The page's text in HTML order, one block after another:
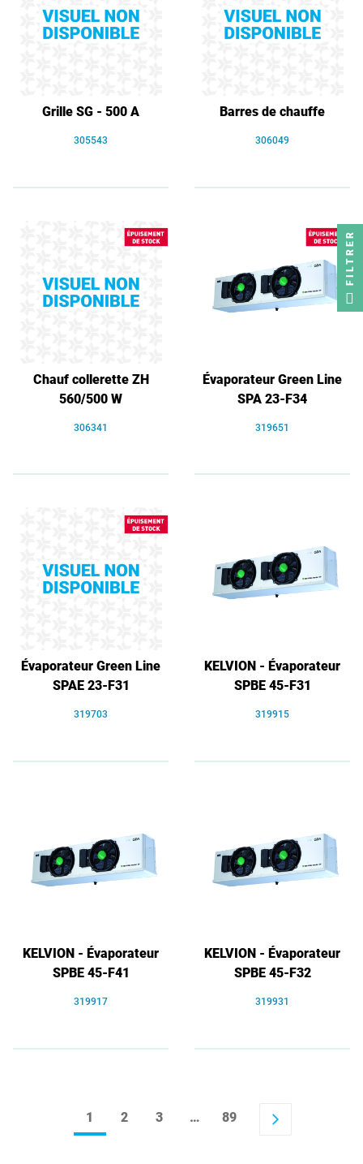
Grille SG - 500 A
305543
Barres de chauffe
306049
Chauf collerette ZH
560/500 W
306341
Évaporateur Green Line
SPA 23-F34
319651
Évaporateur Green Line
SPAE 23-F31
319703
KELVION - Évaporateur
SPBE 45-F31
319915
KELVION - Évaporateur
SPBE 45-F41
319917
KELVION - Évaporateur
SPBE 45-F32
319931
1 2 3 … 89 arrow_forward_ios
FILTRER